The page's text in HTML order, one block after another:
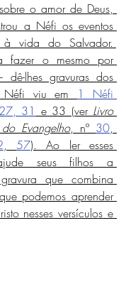
o amor de Deus,
a Néfi os eventos
à vida do Salvador.
fazer o mesmo por
lhes gravuras dos
Néfi viu em
1 Néfi
31 e 33 (ver Livro
Evangelho, nº 30
, 57). Ao ler esses
seus filhos a
que combina
podemos aprender
nesses versículos e